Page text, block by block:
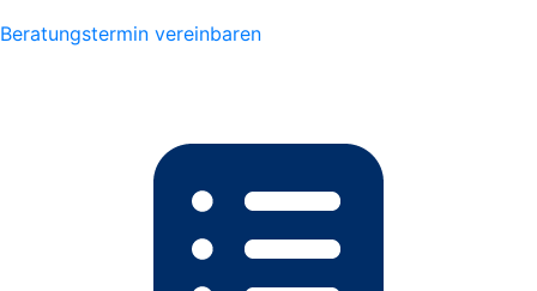
Beratungstermin vereinbaren